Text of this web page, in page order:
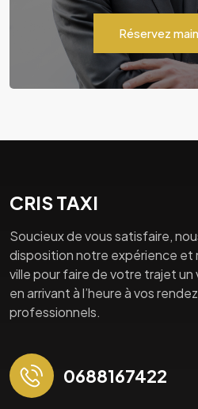
Réservez
CRIS TAXI
Soucieux de vous satisfaire,
disposition notre expérience et
ville pour faire de votre trajet
en arrivant à l’heure à vos
professionnels.
0688167422